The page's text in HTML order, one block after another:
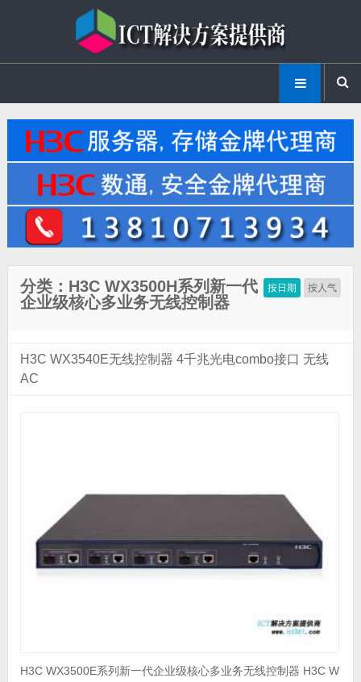
按日期 按人气
分类：H3C WX3500H系列新一代
企业级核心多业务无线控制器
H3C WX3540E无线控制器 4千兆光电combo接口 无线
AC
H3C WX3500E系列新一代企业级核心多业务无线控制器 H3C W